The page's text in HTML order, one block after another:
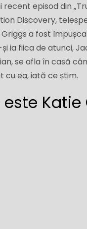
recent episod din
Discovery,
a fost
ia fiica de atunci,
se afla în casă
cu ea, iată ce știm.
Katie